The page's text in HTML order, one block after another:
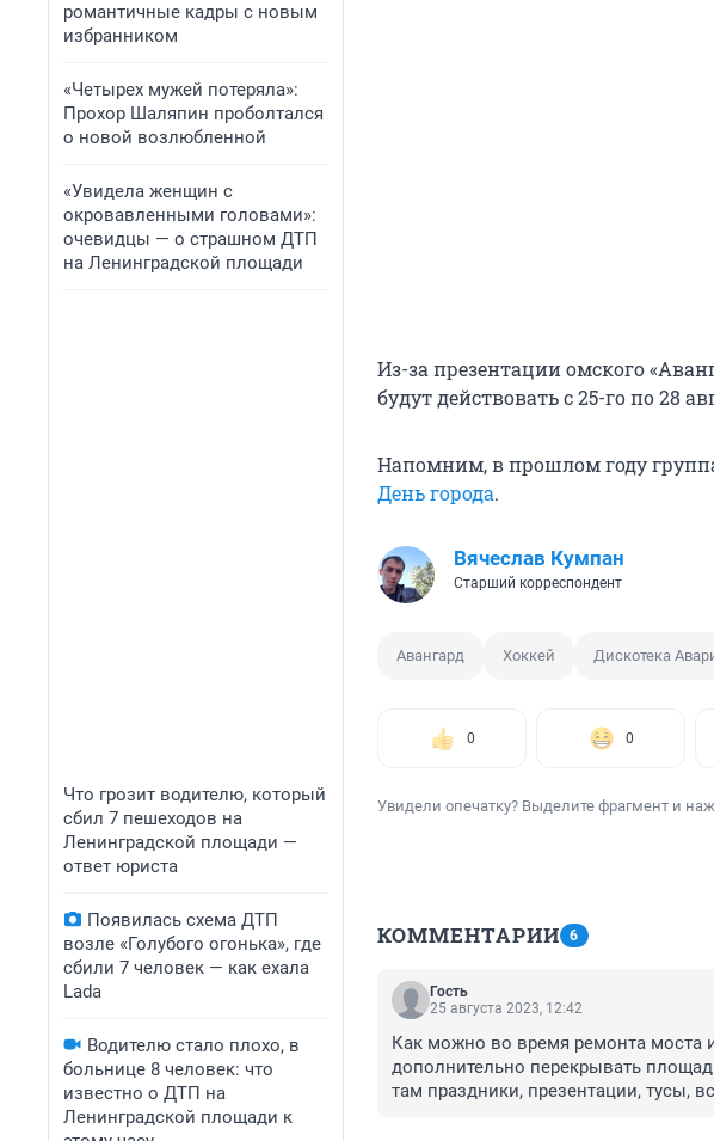
романтичные кадры с новым
избранником
«Четырех мужей потеряла»:
Прохор Шаляпин проболтался
о новой возлюбленной
«Увидела женщин с
окровавленными головами»:
очевидцы — о страшном ДТП
на Ленинградской площади
Что грозит водителю, который
сбил 7 пешеходов на
Ленинградской площади —
ответ юриста
Появилась схема ДТП
возле «Голубого огонька», где
сбили 7 человек — как ехала
Lada
Водителю стало плохо, в
больнице 8 человек: что
известно о ДТП на
Ленинградской площади к
Из-за презентации омского
будут действовать с 25-го по 28
Напомним, в прошлом году
День города.
Вячеслав Кумпан
Старший корреспондент
Авангард Хоккей Дискотека
0 0
Увидели опечатку? Выделите фрагмент и
КОММЕНТАРИИ 6
Гость
25 августа 2023, 12:42
Как можно во время ремонта моста
дополнительно перекрывать
там праздники, презентации, тусы,